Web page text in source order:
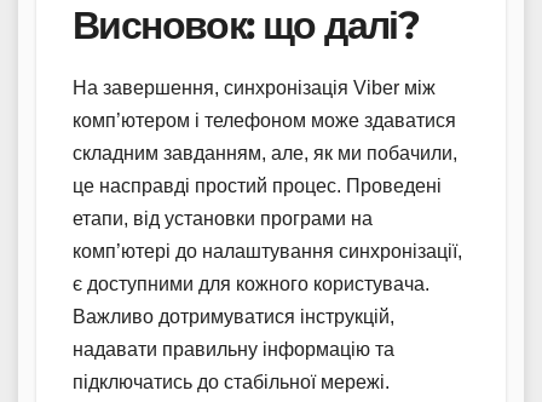
Висновок: що далі?
На завершення, синхронізація Viber між
комп’ютером і телефоном може здаватися
складним завданням, але, як ми побачили,
це насправді простий процес. Проведені
етапи, від установки програми на
комп’ютері до налаштування синхронізації,
є доступними для кожного користувача.
Важливо дотримуватися інструкцій,
надавати правильну інформацію та
підключатись до стабільної мережі.